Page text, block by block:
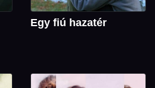
Egy fiú hazatér